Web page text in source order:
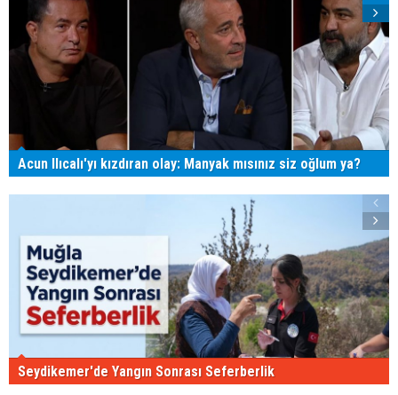
Acun Ilıcalı'yı kızdıran olay: Manyak mısınız siz oğlum ya?
Seydikemer'de Yangın Sonrası Seferberlik